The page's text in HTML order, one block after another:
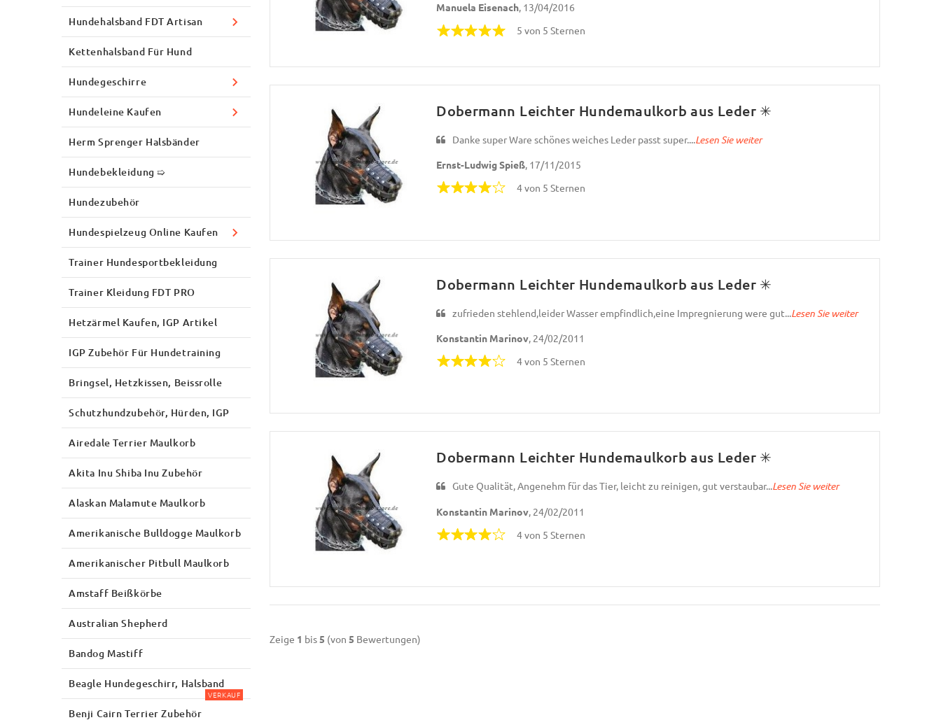
Manuela Eisenach, 13/04/2016
5 von 5 Sternen
Dobermann Leichter Hundemaulkorb aus Leder ✳
Danke super Ware schönes weiches Leder passt super....Lesen Sie weiter
Ernst-Ludwig Spieß, 17/11/2015
4 von 5 Sternen
Dobermann Leichter Hundemaulkorb aus Leder ✳
zufrieden stehlend,leider Wasser empfindlich,eine Impregnierung were gut... Lesen Sie weiter
Konstantin Marinov, 24/02/2011
4 von 5 Sternen
Dobermann Leichter Hundemaulkorb aus Leder ✳
Gute Qualität, Angenehm für das Tier, leicht zu reinigen, gut verstaubar...Lesen Sie weiter
Konstantin Marinov, 24/02/2011
4 von 5 Sternen
Zeige 1 bis5 (von 5 Bewertungen)
Hundehalsband FDT Artisan
Kettenhalsband Für Hund
Hundegeschirre
Hundeleine Kaufen
Herm Sprenger Halsbänder
Hundebekleidung ➯
Hundezubehör
Hundespielzeug Online Kaufen
Trainer Hundesportbekleidung
Trainer Kleidung FDT PRO
Hetzärmel Kaufen, IGP Artikel
IGP Zubehör Für Hundetraining
Bringsel, Hetzkissen, Beissrolle
Schutzhundzubehör, Hürden, IGP
Airedale Terrier Maulkorb
Akita Inu Shiba Inu Zubehör
Alaskan Malamute Maulkorb
Amerikanische Bulldogge Maulkorb
Amerikanischer Pitbull Maulkorb
Amstaff Beißkörbe
Australian Shepherd
Bandog Mastiff
Beagle Hundegeschirr, Halsband
VERKAUF
Benji Cairn Terrier Zubehör